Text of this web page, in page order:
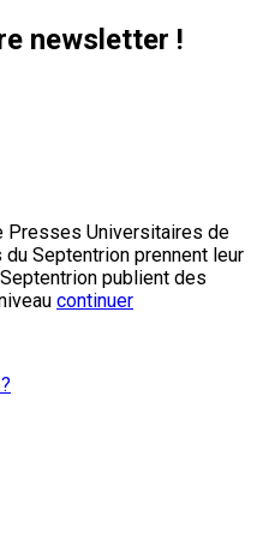
newsletter !
Presses Universitaires de
Septentrion prennent leur
publient des
continuer